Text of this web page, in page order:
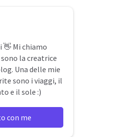
👋 Mi chiamo
la creatrice
Una delle mie
sono i viaggi, il
e il sole :)
con me